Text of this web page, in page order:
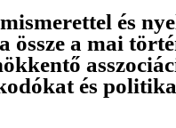
és
össze a mai
és